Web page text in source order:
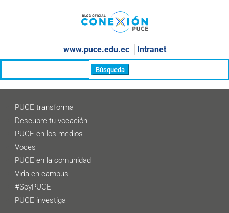
www.puce.edu.ec│ Intranet
PUCE transforma
Descubre tu vocación
PUCE en los medios
Voces
PUCE en la comunidad
Vida en campus
#SoyPUCE
PUCE investiga